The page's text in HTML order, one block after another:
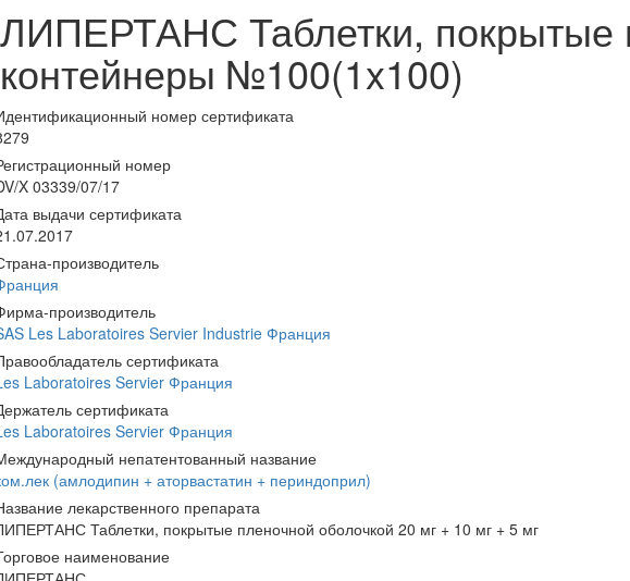
ЛИПЕРТАНС Таблетки, покрытые
контейнеры №100(1x100)
номер сертификата
номер
X 03339/07/17
выдачи сертификата
производитель
производитель
Les Laboratoires Servier Industrie Франция
сертификата
Laboratoires Servier Франция
сертификата
Laboratoires Servier Франция
непатентованный название
(амлодипин + аторвастатин + периндоприл)
лекарственного препарата
Таблетки, покрытые пленочной оболочкой 20 мг + 10 мг + 5 мг
наименование